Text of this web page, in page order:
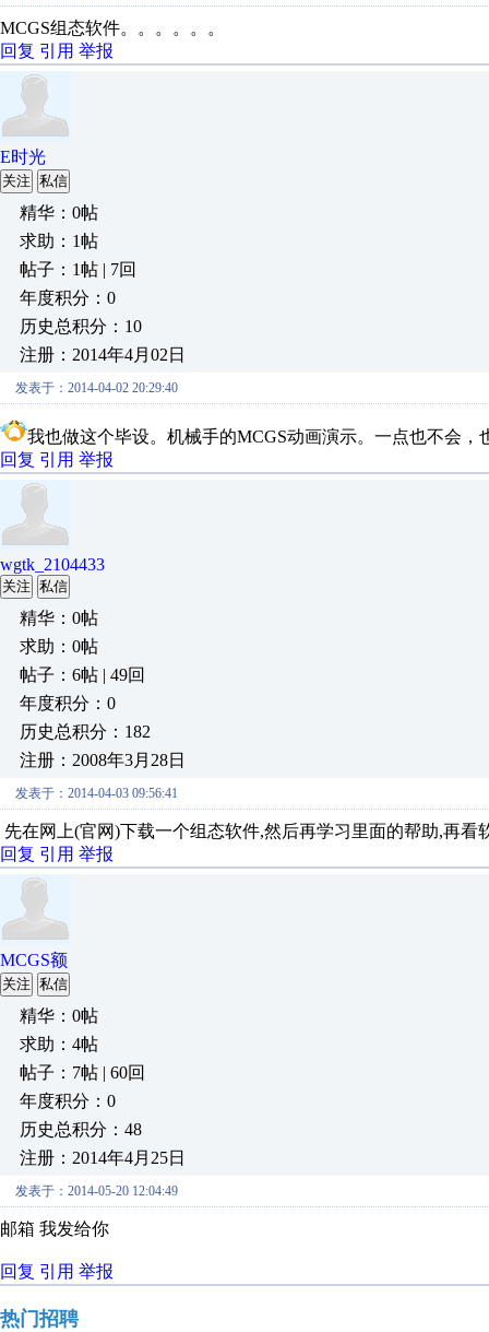
MCGS组态软件。。。。。。
回复 引用 举报
E时光
关注 私信
精华：0帖
求助：1帖
帖子：1帖 | 7回
年度积分：0
历史总积分：10
注册：2014年4月02日
发表于：2014-04-02 20:29:40
我也做这个毕设。机械手的MCGS动画演示。一点也不会
回复 引用 举报
wgtk_2104433
关注 私信
精华：0帖
求助：0帖
帖子：6帖 | 49回
年度积分：0
历史总积分：182
注册：2008年3月28日
发表于：2014-04-03 09:56:41
先在网上(官网)下载一个组态软件,然后再学习里面的帮助,再看
回复 引用 举报
MCGS额
关注 私信
精华：0帖
求助：4帖
帖子：7帖 | 60回
年度积分：0
历史总积分：48
注册：2014年4月25日
发表于：2014-05-20 12:04:49
邮箱 我发给你
回复 引用 举报
热门招聘